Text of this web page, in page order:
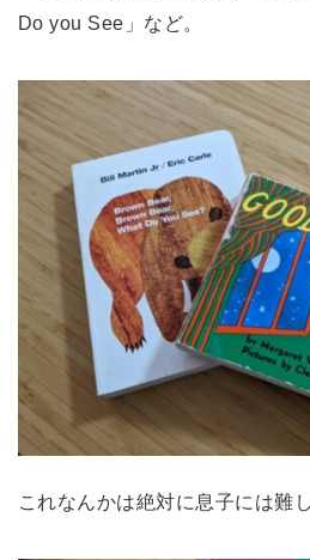
Do you See」など。
これなんかは絶対に息子には難